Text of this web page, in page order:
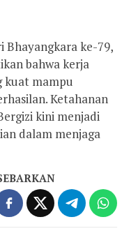
Bhayangkara ke-79,
bahwa kerja
kuat mampu
Ketahanan
kini menjadi
dalam menjaga